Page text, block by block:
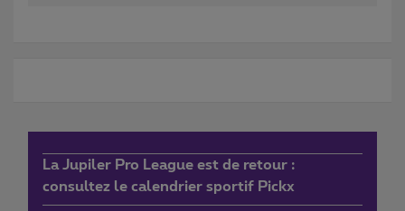
La Jupiler Pro League est de retour :
consultez le calendrier sportif Pickx